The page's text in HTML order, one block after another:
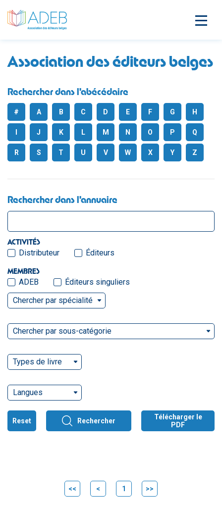
Association des éditeurs belges
Rechercher dans l'abécédaire
# A B C D E F G H
J K L M N O P Q
R S T U V W X Y Z
Rechercher dans l'annuaire
ACTIVITÉS
Distributeur Éditeurs
MEMBRES
ADEB
Éditeurs singuliers
Chercher par spécialité
Chercher par sous-catégorie
Types de livre
Langues
Reset Rechercher
Télécharger le
PDF
<< < 1 >>